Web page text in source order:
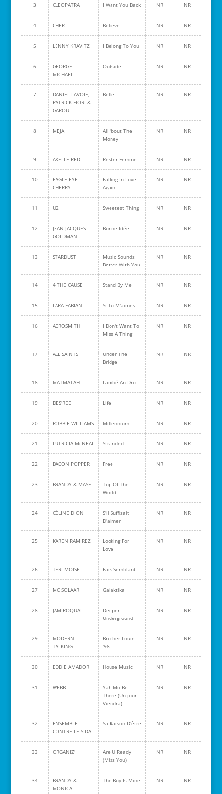
3 CLEOPATRA I Want You Back NR NR
4 CHER Believe NR NR
5 LENNY KRAVITZ I Belong To You NR NR
6
GEORGE
MICHAEL
Outside NR NR
7
DANIEL LAVOIE,
PATRICK FIORI &
GAROU
Belle NR NR
8 MEJA
All 'bout The
Money
NR NR
9 AXELLE RED Rester Femme NR NR
10
EAGLE-EYE
CHERRY
Falling In Love
Again
NR NR
11 U2 Sweetest Thing NR NR
12
JEAN-JACQUES
GOLDMAN
Bonne Idée NR NR
13 STARDUST
Music Sounds
Better With You
NR NR
14 4 THE CAUSE Stand By Me NR NR
15 LARA FABIAN Si Tu M'aimes NR NR
16 AEROSMITH
I Don't Want To
Miss A Thing
NR NR
17 ALL SAINTS
Under The
Bridge
NR NR
18 MATMATAH Lambé An Dro NR NR
19 DES'REE Life NR NR
20 ROBBIE WILLIAMS Millennium NR NR
21 LUTRICIA McNEAL Stranded NR NR
22 BACON POPPER Free NR NR
23 BRANDY & MASE
Top Of The
World
NR NR
24 CÉLINE DION
S'il Suffisait
D'aimer
NR NR
25 KAREN RAMIREZ
Looking For
Love
NR NR
26 TERI MOÏSE Fais Semblant NR NR
27 MC SOLAAR Galaktika NR NR
28 JAMIROQUAI
Deeper
Underground
NR NR
29
MODERN
TALKING
Brother Louie
'98
NR NR
30 EDDIE AMADOR House Music NR NR
31 WEBB
Yah Mo Be
There (Un jour
Viendra)
NR NR
32
ENSEMBLE
CONTRE LE SIDA
Sa Raison D'être NR NR
33 ORGANIZ'
Are U Ready
(Miss You)
NR NR
34
BRANDY &
MONICA
The Boy Is Mine NR NR